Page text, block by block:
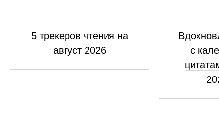
5 трекеров чтения на
август 2026
с